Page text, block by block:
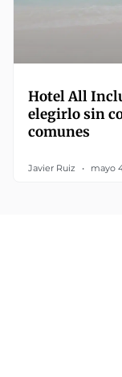
Hotel All
elegirlo sin
comunes
Javier Ruiz mayo